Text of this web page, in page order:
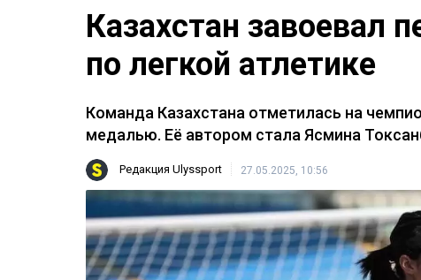
Казахстан завоевал
по легкой атлетике
Команда Казахстана отметилась на
медалью. Её автором стала Ясмина
Редакция Ulyssport 27.05.2025, 10:56